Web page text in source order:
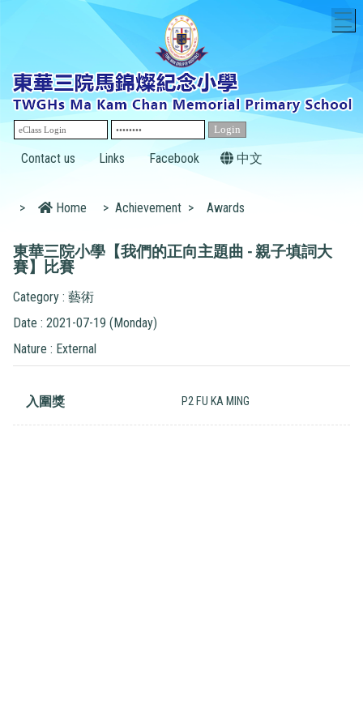
Contact us Links Facebook 中文
> Home > Achievement > Awards
東華三院小學【我們的正向主題曲 - 親子填詞大
賽】比賽
Category : 藝術
Date : 2021-07-19 (Monday)
Nature : External
入圍獎 P2 FU KA MING